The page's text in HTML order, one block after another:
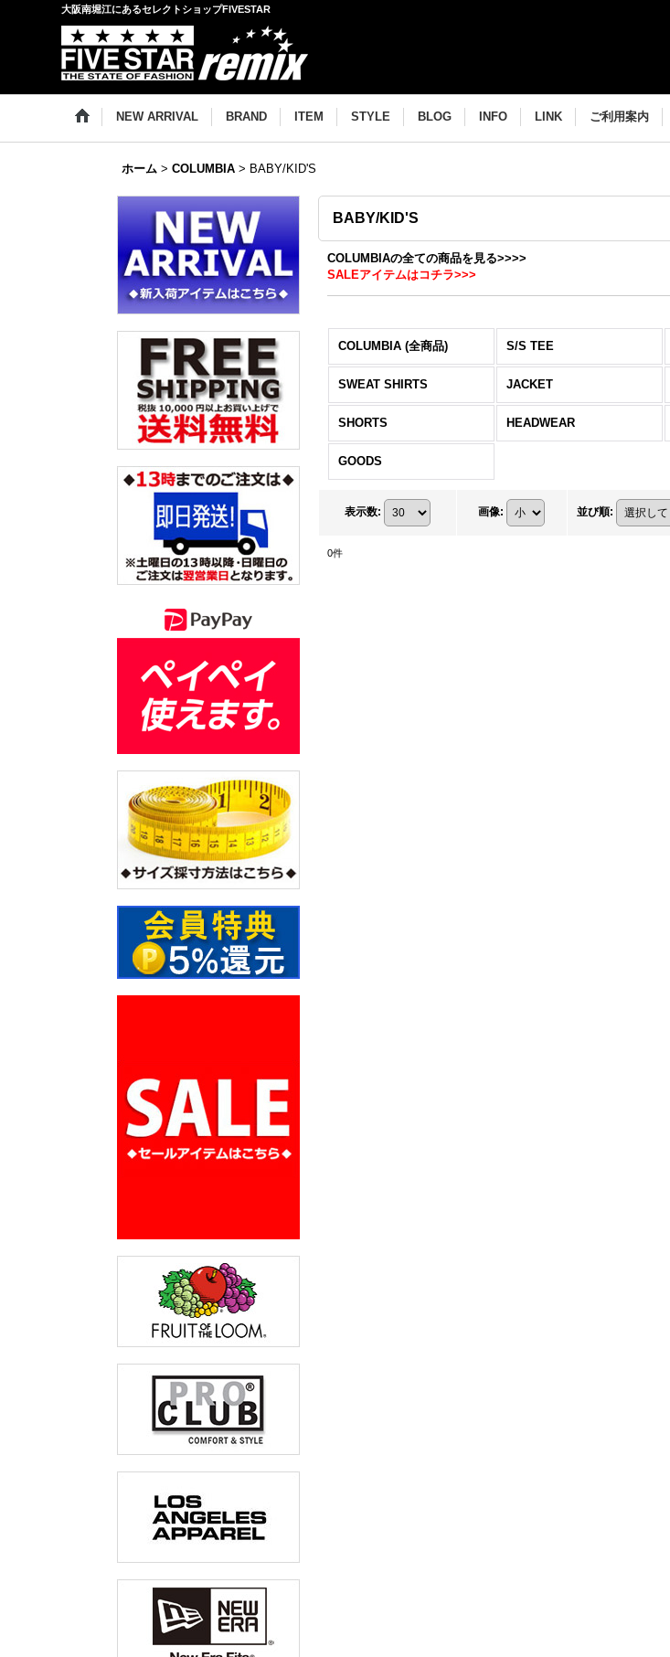
大阪南堀江にあるセレクトショップFIVESTAR
NEW ARRIVAL BRAND ITEM STYLE BLOG INFO LINK ご利用案内
ホーム > COLUMBIA > BABY/KID'S
BABY/KID'S
COLUMBIAの全ての商品を見る>>>>
SALEアイテムはコチラ>>>
COLUMBIA (全商品) S/S TEE
SWEAT SHIRTS JACKET
SHORTS HEADWEAR
GOODS
表示数: 画像: 並び順:
0件